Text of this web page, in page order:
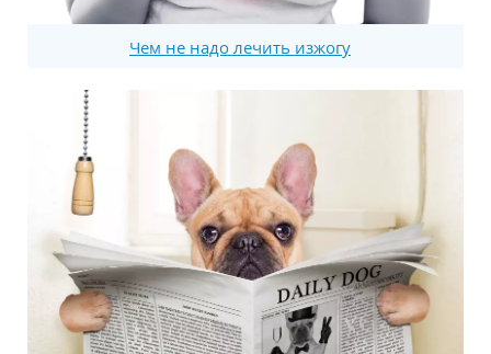
Чем не надо лечить изжогу